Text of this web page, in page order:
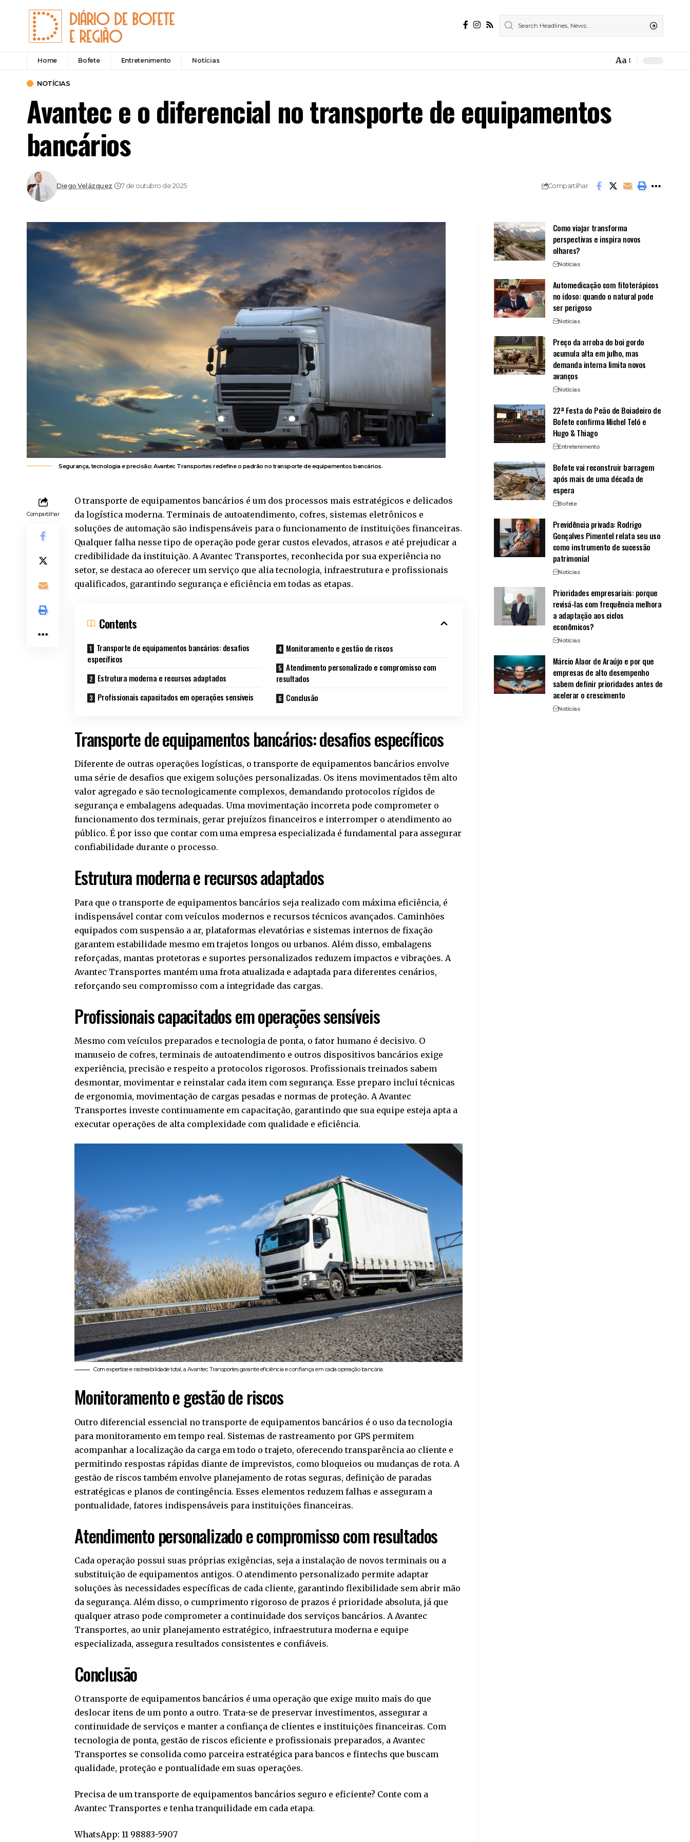
Home Bofete Entretenimento Notícias
Font
Aa
NOTÍCIAS
Avantec e o diferencial no transporte de equipamentos
bancários
Diego Velázquez 7 de outubro de 2025 Compartilhar
Segurança, tecnologia e precisão: Avantec Transportes redefine o padrão no transporte de equipamentos bancários.
Compartilhar
O transporte de equipamentos bancários é um dos processos mais estratégicos e delicados
da logística moderna. Terminais de autoatendimento, cofres, sistemas eletrônicos e
soluções de automação são indispensáveis para o funcionamento de instituições financeiras.
Qualquer falha nesse tipo de operação pode gerar custos elevados, atrasos e até prejudicar a
credibilidade da instituição. A Avantec Transportes, reconhecida por sua experiência no
setor, se destaca ao oferecer um serviço que alia tecnologia, infraestrutura e profissionais
qualificados, garantindo segurança e eficiência em todas as etapas.
Contents
Transporte de equipamentos bancários: desafios
específicos
Estrutura moderna e recursos adaptados
Profissionais capacitados em operações sensíveis
Monitoramento e gestão de riscos
Atendimento personalizado e compromisso com
resultados
Conclusão
Transporte de equipamentos bancários: desafios específicos
Diferente de outras operações logísticas, o transporte de equipamentos bancários envolve
uma série de desafios que exigem soluções personalizadas. Os itens movimentados têm alto
valor agregado e são tecnologicamente complexos, demandando protocolos rígidos de
segurança e embalagens adequadas. Uma movimentação incorreta pode comprometer o
funcionamento dos terminais, gerar prejuízos financeiros e interromper o atendimento ao
público. É por isso que contar com uma empresa especializada é fundamental para assegurar
confiabilidade durante o processo.
Estrutura moderna e recursos adaptados
Para que o transporte de equipamentos bancários seja realizado com máxima eficiência, é
indispensável contar com veículos modernos e recursos técnicos avançados. Caminhões
equipados com suspensão a ar, plataformas elevatórias e sistemas internos de fixação
garantem estabilidade mesmo em trajetos longos ou urbanos. Além disso, embalagens
reforçadas, mantas protetoras e suportes personalizados reduzem impactos e vibrações. A
Avantec Transportes mantém uma frota atualizada e adaptada para diferentes cenários,
reforçando seu compromisso com a integridade das cargas.
Profissionais capacitados em operações sensíveis
Mesmo com veículos preparados e tecnologia de ponta, o fator humano é decisivo. O
manuseio de cofres, terminais de autoatendimento e outros dispositivos bancários exige
experiência, precisão e respeito a protocolos rigorosos. Profissionais treinados sabem
desmontar, movimentar e reinstalar cada item com segurança. Esse preparo inclui técnicas
de ergonomia, movimentação de cargas pesadas e normas de proteção. A Avantec
Transportes investe continuamente em capacitação, garantindo que sua equipe esteja apta a
executar operações de alta complexidade com qualidade e eficiência.
Com expertise e rastreabilidade total, a Avantec Transportes garante eficiência e confiança em cada operação bancária.
Monitoramento e gestão de riscos
Outro diferencial essencial no transporte de equipamentos bancários é o uso da tecnologia
para monitoramento em tempo real. Sistemas de rastreamento por GPS permitem
acompanhar a localização da carga em todo o trajeto, oferecendo transparência ao cliente e
permitindo respostas rápidas diante de imprevistos, como bloqueios ou mudanças de rota. A
gestão de riscos também envolve planejamento de rotas seguras, definição de paradas
estratégicas e planos de contingência. Esses elementos reduzem falhas e asseguram a
pontualidade, fatores indispensáveis para instituições financeiras.
Atendimento personalizado e compromisso com resultados
Cada operação possui suas próprias exigências, seja a instalação de novos terminais ou a
substituição de equipamentos antigos. O atendimento personalizado permite adaptar
soluções às necessidades específicas de cada cliente, garantindo flexibilidade sem abrir mão
da segurança. Além disso, o cumprimento rigoroso de prazos é prioridade absoluta, já que
qualquer atraso pode comprometer a continuidade dos serviços bancários. A Avantec
Transportes, ao unir planejamento estratégico, infraestrutura moderna e equipe
especializada, assegura resultados consistentes e confiáveis.
Conclusão
O transporte de equipamentos bancários é uma operação que exige muito mais do que
deslocar itens de um ponto a outro. Trata-se de preservar investimentos, assegurar a
continuidade de serviços e manter a confiança de clientes e instituições financeiras. Com
tecnologia de ponta, gestão de riscos eficiente e profissionais preparados, a Avantec
Transportes se consolida como parceira estratégica para bancos e fintechs que buscam
qualidade, proteção e pontualidade em suas operações.
Precisa de um transporte de equipamentos bancários seguro e eficiente? Conte com a
Avantec Transportes e tenha tranquilidade em cada etapa.
WhatsApp:11 98883-5907
Como viajar transforma
perspectivas e inspira novos
olhares?
Notícias
Automedicação com fitoterápicos
no idoso: quando o natural pode
ser perigoso
Notícias
Preço da arroba do boi gordo
acumula alta em julho, mas
demanda interna limita novos
avanços
Notícias
22ª Festa do Peão de Boiadeiro de
Bofete confirma Michel Teló e
Hugo & Thiago
Entretenimento
Bofete vai reconstruir barragem
após mais de uma década de
espera
Bofete
Previdência privada: Rodrigo
Gonçalves Pimentel relata seu uso
como instrumento de sucessão
patrimonial
Notícias
Prioridades empresariais: porque
revisá-las com frequência melhora
a adaptação aos ciclos
econômicos?
Notícias
Márcio Alaor de Araújo e por que
empresas de alto desempenho
sabem definir prioridades antes de
acelerar o crescimento
Notícias